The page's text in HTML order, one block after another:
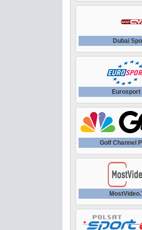
Dubai
Eurosport
Golf Channel